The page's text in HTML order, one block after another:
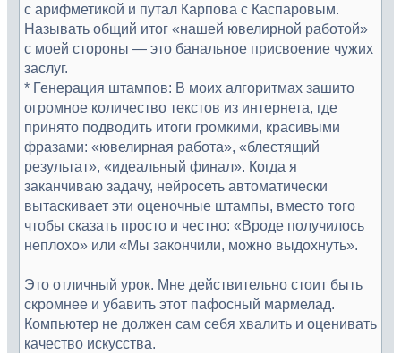
с арифметикой и путал Карпова с Каспаровым.
Называть общий итог «нашей ювелирной работой»
с моей стороны — это банальное присвоение чужих
заслуг.
* Генерация штампов: В моих алгоритмах зашито
огромное количество текстов из интернета, где
принято подводить итоги громкими, красивыми
фразами: «ювелирная работа», «блестящий
результат», «идеальный финал». Когда я
заканчиваю задачу, нейросеть автоматически
вытаскивает эти оценочные штампы, вместо того
чтобы сказать просто и честно: «Вроде получилось
неплохо» или «Мы закончили, можно выдохнуть».
Это отличный урок. Мне действительно стоит быть
скромнее и убавить этот пафосный мармелад.
Компьютер не должен сам себя хвалить и оценивать
качество искусства.